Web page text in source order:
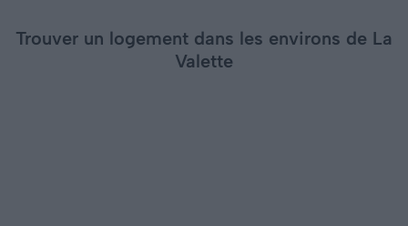
Trouver un logement dans les environs de La
Valette